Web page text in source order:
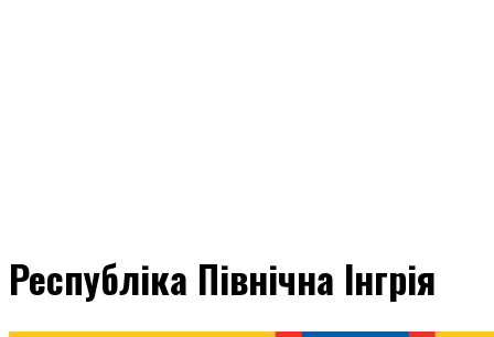
Республіка Північна Інгрія